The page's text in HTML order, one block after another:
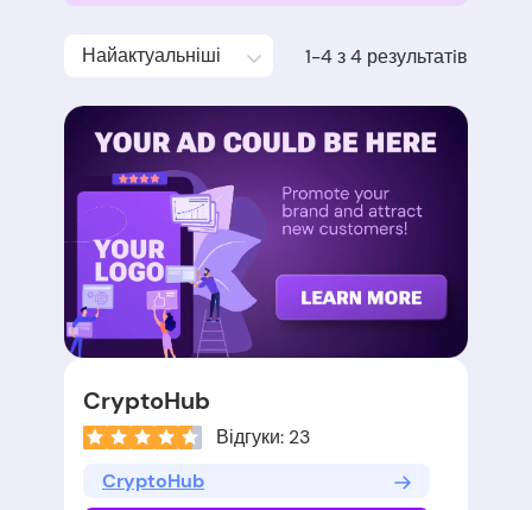
Найактуальніші 1-4 з 4 результатiв
CryptoHub
Відгуки: 23
CryptoHub